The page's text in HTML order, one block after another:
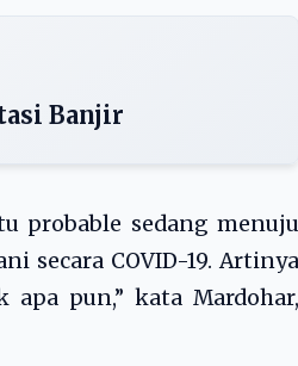
Banjir
probable sedang menuju
secara COVID-19. Artinya
pun,” kata Mardohar,